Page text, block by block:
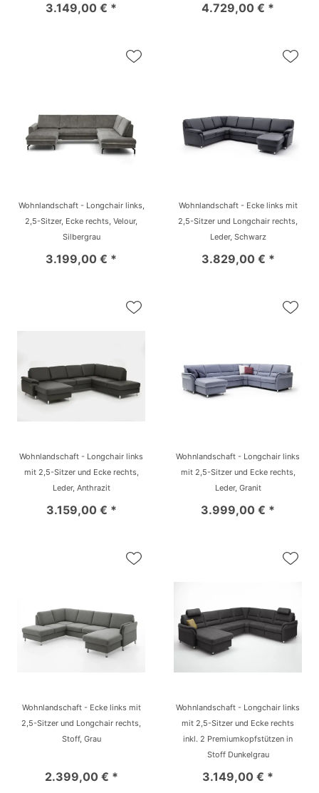
3.149,00 € * 4.729,00 € *
Wohnlandschaft - Longchair links,
2,5-Sitzer, Ecke rechts, Velour,
Silbergrau
3.199,00 € *
Wohnlandschaft - Ecke links mit
2,5-Sitzer und Longchair rechts,
Leder, Schwarz
3.829,00 € *
Wohnlandschaft - Longchair links
mit 2,5-Sitzer und Ecke rechts,
Leder, Anthrazit
3.159,00 € *
Wohnlandschaft - Longchair links
mit 2,5-Sitzer und Ecke rechts,
Leder, Granit
3.999,00 € *
Wohnlandschaft - Ecke links mit
2,5-Sitzer und Longchair rechts,
Stoff, Grau
2.399,00 € *
Wohnlandschaft - Longchair links
mit 2,5-Sitzer und Ecke rechts
inkl. 2 Premiumkopfstützen in
Stoff Dunkelgrau
3.149,00 € *